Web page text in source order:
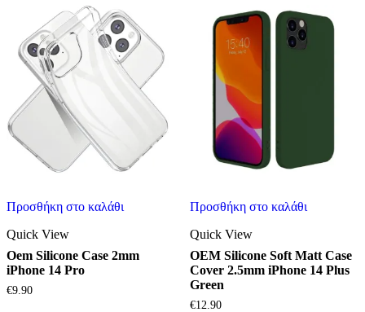
Προσθήκη στο καλάθι
Quick View
Oem Silicone Case 2mm
iPhone 14 Pro
€9.90
Προσθήκη στο καλάθι
Quick View
OEM Silicone Soft Matt Case
Cover 2.5mm iPhone 14 Plus
Green
€12.90